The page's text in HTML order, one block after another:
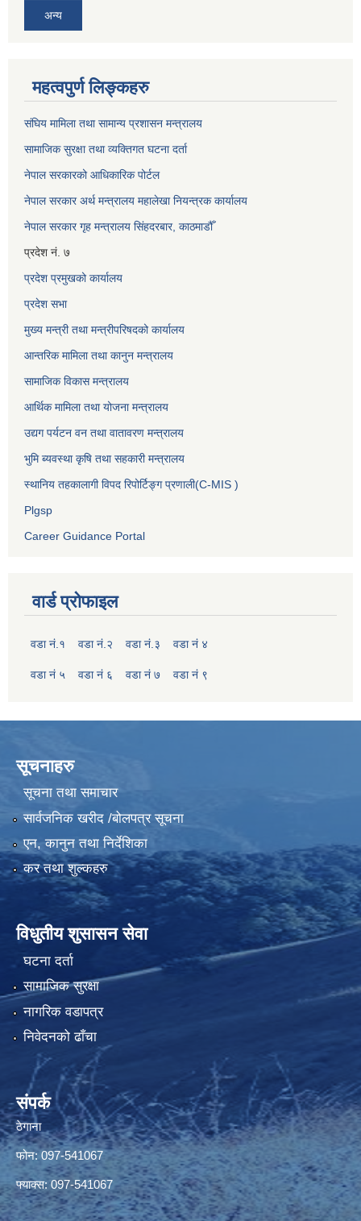
अन्य
महत्वपुर्ण लिङ्कहरु
संघिय मामिला तथा सामान्य प्रशासन मन्त्रालय
सामाजिक सुरक्षा तथा व्यक्तिगत घटना दर्ता
नेपाल सरकारको आधिकारिक पोर्टल
नेपाल सरकार अर्थ मन्त्रालय महालेखा नियन्त्रक कार्यालय
नेपाल सरकार गृह मन्त्रालय सिंहदरबार, काठमाडौँ
प्रदेश नं. ७
प्रदेश प्रमुखको कार्यालय
प्रदेश सभा
मुख्य मन्त्री तथा मन्त्रीपरिषदको कार्यालय
आन्तरिक मामिला तथा कानुन मन्त्रालय
सामाजिक विकास मन्त्रालय
आर्थिक मामिला तथा योजना मन्त्रालय
उद्यग पर्यटन वन तथा वातावरण मन्त्रालय
भुमि ब्यवस्था कृषि तथा सहकारी मन्त्रालय
स्थानिय तहकालागी विपद रिपोर्टिङ्ग प्रणाली(C-MIS )
Plgsp
Career Guidance Portal
वार्ड प्रोफाइल
वडा नं.१ वडा नं.२ वडा नं.३ वडा नं ४
वडा नं ५ वडा नं ६ वडा नं ७ वडा नं ९
सूचनाहरु
सूचना तथा समाचार
सार्वजनिक खरीद /बोलपत्र सूचना
एन, कानुन तथा निर्देशिका
कर तथा शुल्कहरु
विधुतीय शुसासन सेवा
घटना दर्ता
सामाजिक सुरक्षा
नागरिक वडापत्र
निवेदनको ढाँचा
संपर्क
ठेगाना
फोन: 097-541067
फ्याक्स: 097-541067